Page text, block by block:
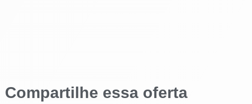
Compartilhe essa oferta